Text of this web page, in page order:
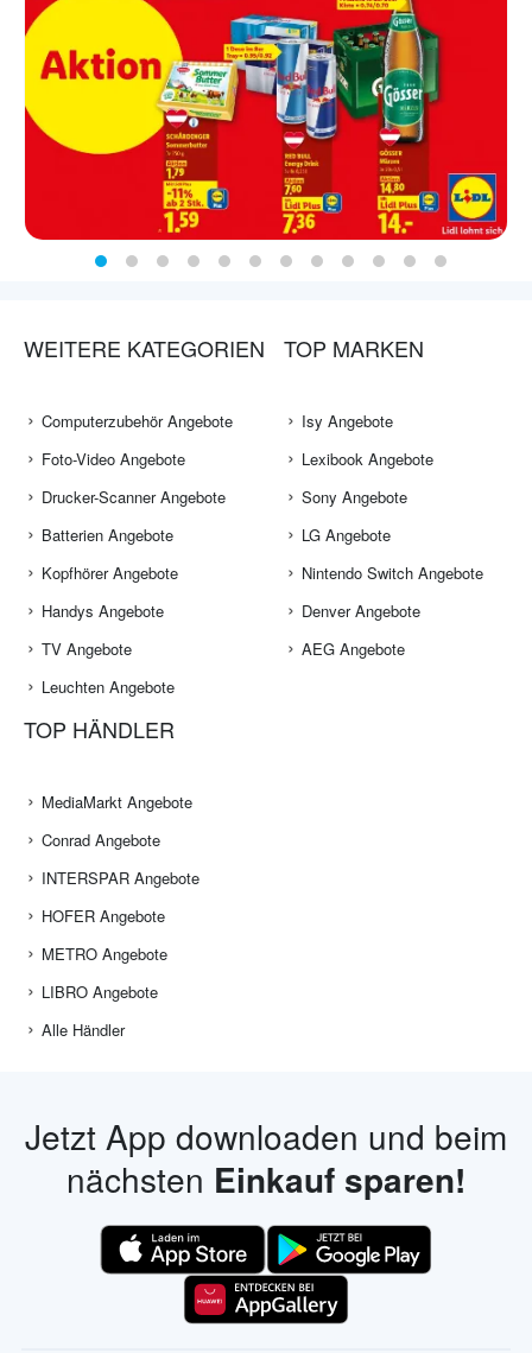
WEITERE KATEGORIEN
Computerzubehör Angebote
Foto-Video Angebote
Drucker-Scanner Angebote
Batterien Angebote
Kopfhörer Angebote
Handys Angebote
TV Angebote
Leuchten Angebote
TOP MARKEN
Isy Angebote
Lexibook Angebote
Sony Angebote
LG Angebote
Nintendo Switch Angebote
Denver Angebote
AEG Angebote
TOP HÄNDLER
MediaMarkt Angebote
Conrad Angebote
INTERSPAR Angebote
HOFER Angebote
METRO Angebote
LIBRO Angebote
Alle Händler
Jetzt App downloaden und beim
nächsten Einkauf sparen!